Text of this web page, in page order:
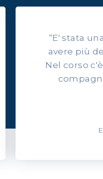
“E' stata
avere più
Nel corso